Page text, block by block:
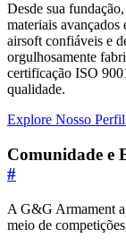
Desde sua
materiais avançados
airsoft confiáveis e
orgulhosamente
certificação ISO
qualidade.
Explore Nosso
Comunidade e
#
A G&G Armament
meio de